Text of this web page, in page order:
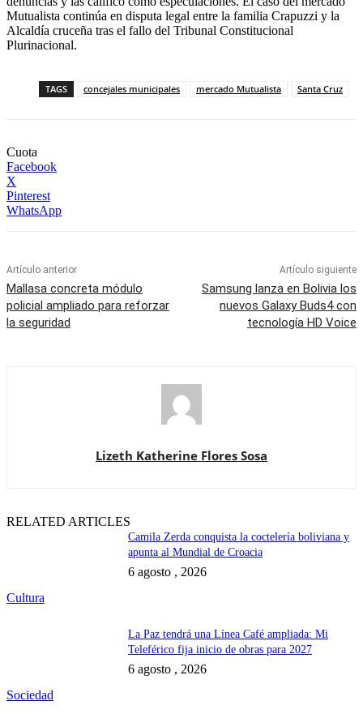
Mutualista continúa en disputa legal entre la familia Crapuzzi y la
Alcaldía cruceña tras el fallo del Tribunal Constitucional
Plurinacional.
TAGS concejales municipales mercado Mutualista Santa Cruz
Cuota
Facebook
X
Pinterest
WhatsApp
Artículo anterior
Mallasa concreta módulo
policial ampliado para reforzar
la seguridad
Artículo siguiente
Samsung lanza en Bolivia los
nuevos Galaxy Buds4 con
tecnología HD Voice
Lizeth Katherine Flores Sosa
RELATED ARTICLES
Cultura
Camila Zerda conquista la coctelería boliviana y
apunta al Mundial de Croacia
6 agosto , 2026
Sociedad
La Paz tendrá una Línea Café ampliada: Mi
Teleférico fija inicio de obras para 2027
6 agosto , 2026